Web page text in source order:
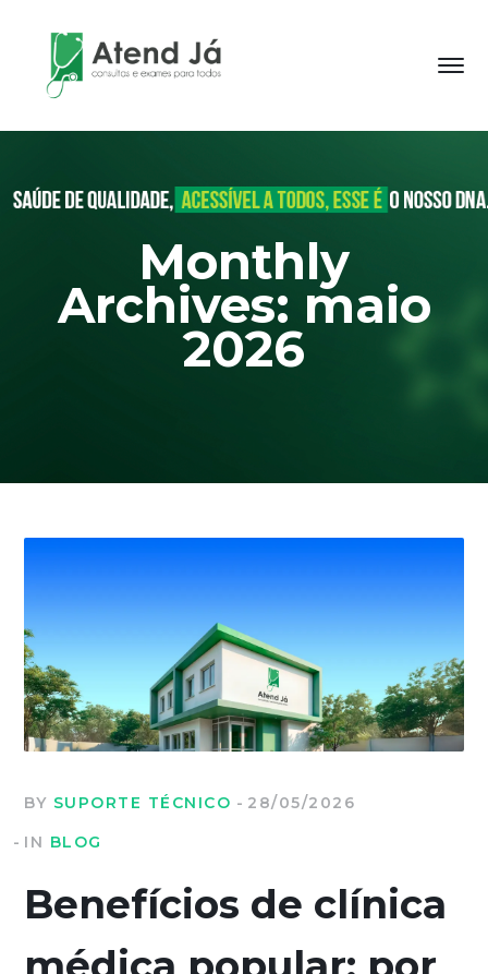
Monthly
Archives: maio
2026
BY SUPORTE TÉCNICO
28/05/2026
IN BLOG
Benefícios de clínica